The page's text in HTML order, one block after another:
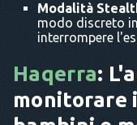
Modalità
modo discreto
interrompere
Haqerra:
monitorare